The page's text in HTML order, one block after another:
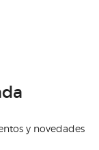
y novedades